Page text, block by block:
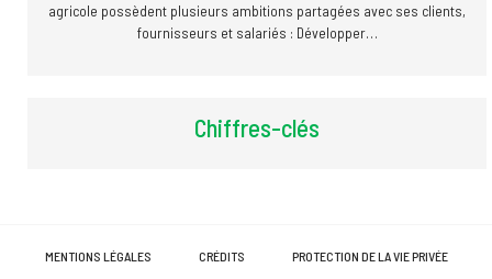
agricole possèdent plusieurs ambitions partagées avec ses clients,
fournisseurs et salariés : Développer…
Chiffres-clés
MENTIONS LÉGALES CRÉDITS PROTECTION DE LA VIE PRIVÉE